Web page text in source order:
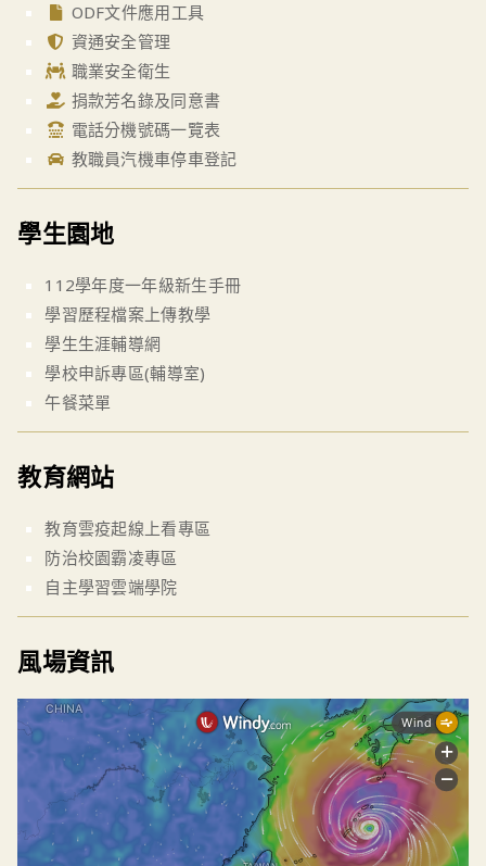
ODF文件應用工具
資通安全管理
職業安全衛生
捐款芳名錄及同意書
電話分機號碼一覽表
教職員汽機車停車登記
學生園地
112學年度一年級新生手冊
學習歷程檔案上傳教學
學生生涯輔導網
學校申訴專區(輔導室)
午餐菜單
教育網站
教育雲疫起線上看專區
防治校園霸凌專區
自主學習雲端學院
風場資訊